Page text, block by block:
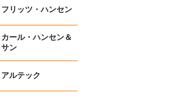
フリッツ・ハンセン
カール・ハンセン＆
サン
アルテック